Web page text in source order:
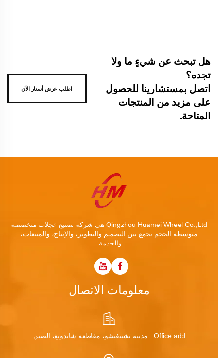
هل تبحث عن شيءٍ ما ولا
تجده؟
اتصل بمستشارينا للحصول
على مزيد من المنتجات
المتاحة.
اطلب عرض أسعار الآن
Qingzhou Huamei Wheel Co.,Ltd هي شركة تصنيع عجلات متخصصة
متوسطة الحجم تجمع بين التصميم والتطوير، والإنتاج، والمبيعات،
والخدمة.
معلومات الاتصال
Office add : مدينة تشينغتشو، مقاطعة شاندونغ، الصين